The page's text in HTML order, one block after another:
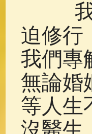
我
迫修行
我們專
無論婚
等人生